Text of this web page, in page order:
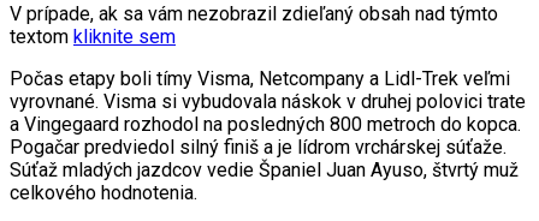
V prípade, ak sa vám nezobrazil zdieľaný obsah nad týmto
textom kliknite sem
Počas etapy boli tímy Visma, Netcompany a Lidl-Trek veľmi
vyrovnané. Visma si vybudovala náskok v druhej polovici trate
a Vingegaard rozhodol na posledných 800 metroch do kopca.
Pogačar predviedol silný finiš a je lídrom vrchárskej súťaže.
Súťaž mladých jazdcov vedie Španiel Juan Ayuso, štvrtý muž
celkového hodnotenia.